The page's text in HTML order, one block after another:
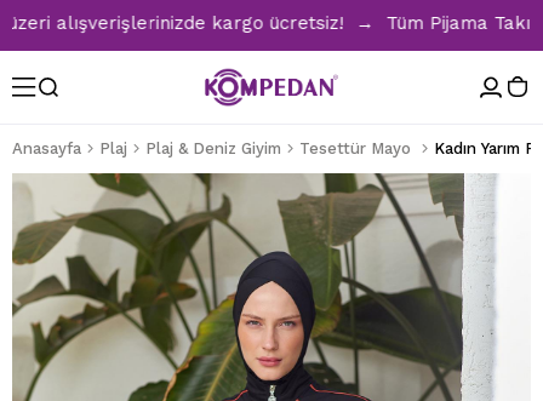
alışverişlerinizde kargo ücretsiz! → Tüm Pijama
Anasayfa Plaj Plaj & Deniz Giyim Tesettür Mayo